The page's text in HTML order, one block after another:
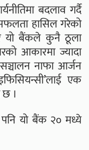
बदलाव गर्दै
हासिल गरेको
यो बैंकले कुनै ठूला
आकारमा ज्यादा
नाफा आर्जन
एक
।
यो बैंक २० मध्ये